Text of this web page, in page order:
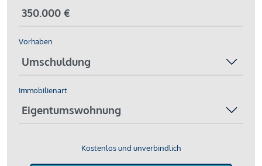
Vorhaben
Immobilienart
Kostenlos und unverbindlich